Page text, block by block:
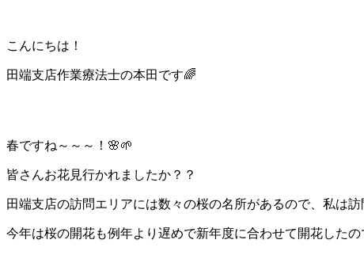
こんにちは！
田端支店作業療法士の本田です🌈
春ですね～～～！🌸🌱
皆さんお花見行かれましたか？？
田端支店の訪問エリアには数々の桜の名所があるので、私は
今年は桜の開花も例年より遅めで新年度に合わせて開花した